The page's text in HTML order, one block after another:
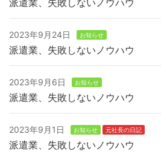
派遣業、失敗しないノウハウ
2023年9月24日 お知らせ
派遣業、失敗しないノウハウ
2023年9月6日 お知らせ
派遣業、失敗しないノウハウ
2023年9月1日 お知らせ 元社長の日記
派遣業、失敗しないノウハウ